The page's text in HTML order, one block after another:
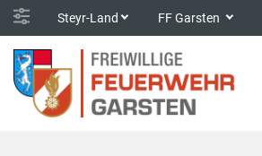
Steyr-Land FF Garsten